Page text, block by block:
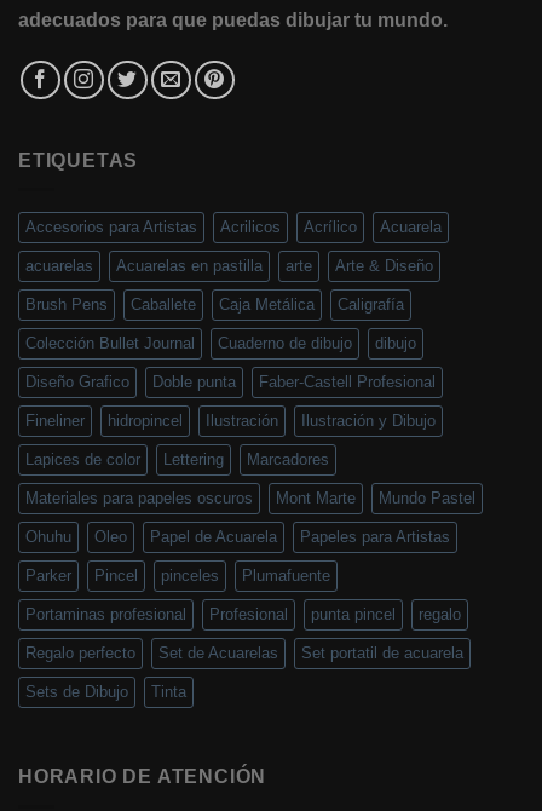
adecuados para que puedas dibujar tu mundo.
ETIQUETAS
Accesorios para Artistas Acrilicos Acrílico Acuarela
acuarelas Acuarelas en pastilla arte Arte & Diseño
Brush Pens Caballete Caja Metálica Caligrafía
Colección Bullet Journal Cuaderno de dibujo dibujo
Diseño Grafico Doble punta Faber-Castell Profesional
Fineliner hidropincel Ilustración Ilustración y Dibujo
Lapices de color Lettering Marcadores
Materiales para papeles oscuros Mont Marte Mundo Pastel
Ohuhu Oleo Papel de Acuarela Papeles para Artistas
Parker Pincel pinceles Plumafuente
Portaminas profesional Profesional punta pincel regalo
Regalo perfecto Set de Acuarelas Set portatil de acuarela
Sets de Dibujo Tinta
HORARIO DE ATENCIÓN